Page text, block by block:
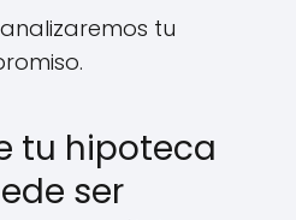
tu
tu hipoteca
ser